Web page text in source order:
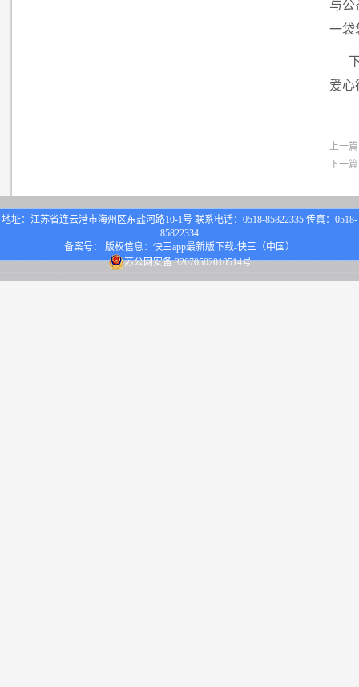
与公
一袋
爱心
上一
下一
地址：江苏省连云港市海州区东盐河路10-1号 联系电话：0518-85822335 传真：0518-
85822334
备案号： 版权信息：快三app最新版下载-快三（中国）
苏公网安备 32070502010514号